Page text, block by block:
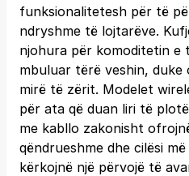
funksionalitetesh për të
ndryshme të lojtarëve.
njohura për komoditetin e
mbuluar tërë veshin,
mirë të zërit. Modelet
për ata që duan liri të
me kabllo zakonisht
qëndrueshme dhe cilësi
kërkojnë një përvojë të